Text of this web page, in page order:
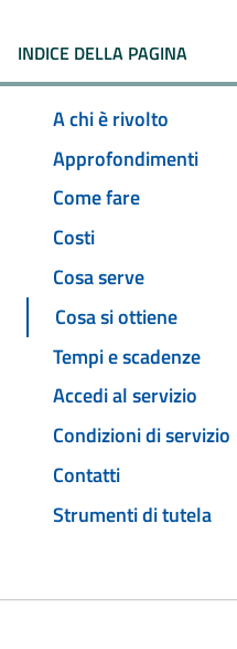
INDICE DELLA PAGINA
A chi è rivolto
Approfondimenti
Come fare
Costi
Cosa serve
Cosa si ottiene
Tempi e scadenze
Accedi al servizio
Condizioni di servizio
Contatti
Strumenti di tutela